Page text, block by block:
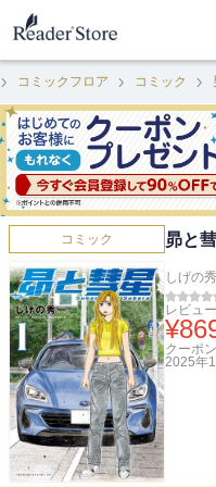
コミックフロア コミック
コミック 昴と
しげの
レビュ
¥
クーポ
2025年